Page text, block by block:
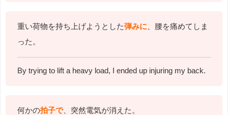
重い荷物を持ち上げようとした弾みに 、腰を痛めてしま
った。
By trying to lift a heavy load, I ended up injuring my back.
何かの拍子で、突然電気が消えた。